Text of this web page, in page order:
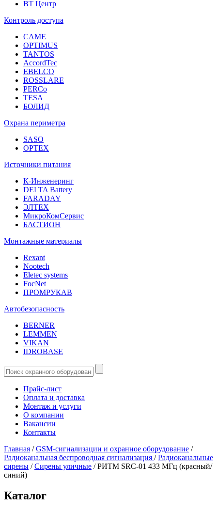
ВТ Центр
Контроль доступа
CAME
OPTIMUS
TANTOS
AccordTec
EBELCO
ROSSLARE
PERCo
TESA
БОЛИД
Охрана периметра
SASO
OPTEX
Источники питания
К-Инженеринг
DELTA Battery
FARADAY
ЭЛТЕХ
МикроКомСервис
БАСТИОН
Монтажные материалы
Rexant
Nootech
Eletec systems
FocNet
ПРОМРУКАВ
Автобезопасность
BERNER
LEMMEN
VIKAN
IDROBASE
Прайс-лист
Оплата и доставка
Монтаж и услуги
О компании
Вакансии
Контакты
Главная /GSM-сигнализации и охранное оборудование /
Радиоканальная беспроводная сигнализация /Радиоканальные
сирены /Сирены уличные /РИТМ SRC-01 433 МГц (красный/
синий)
Каталог